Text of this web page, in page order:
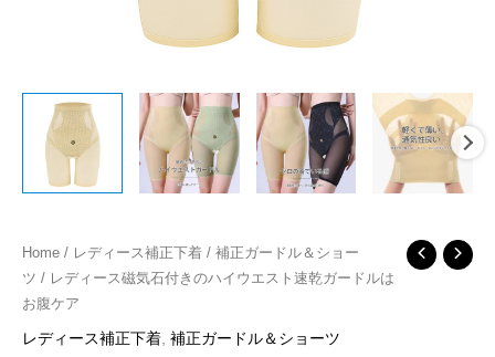
Home / レディース補正下着 / 補正ガードル＆ショー
ツ / レディース磁気石付きのハイウエスト速乾ガードルは
お腹ケア
レディース補正下着 補正ガードル＆ショーツ
レ
デ
ィ
ー